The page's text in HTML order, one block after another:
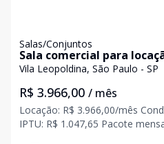
Salas/Conjuntos
Sala comercial para
Leopoldina
Vila Leopoldina, São Paulo - SP
R$ 3.966,00 / mês
Locação: R$ 3.966,00/mês
IPTU: R$ 1.047,65 Pacote